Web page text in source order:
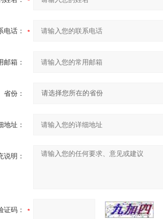
电话：
邮箱：
省份：
地址：
说明：
证码：